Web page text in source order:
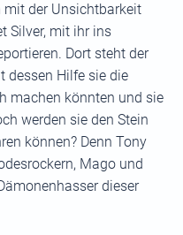
mit der Unsichtbarkeit
Silver, mit ihr ins
Dort steht der
dessen Hilfe sie die
machen könnten und sie
werden sie den Stein
können? Denn Tony
Mago und
dieser